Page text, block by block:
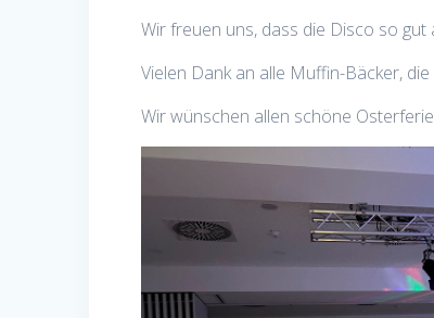
Wir freuen uns, dass die Disco so
Vielen Dank an alle Muffin-Bäcker,
Wir wünschen allen schöne